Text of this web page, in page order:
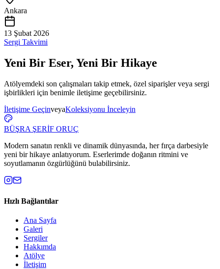
Ankara
13 Şubat 2026
Sergi Takvimi
Yeni Bir Eser, Yeni Bir Hikaye
Atölyemdeki son çalışmaları takip etmek, özel siparişler veya sergi
işbirlikleri için benimle iletişime geçebilirsiniz.
İletişime GeçinveyaKoleksiyonu İnceleyin
BÜŞRA ŞERİF ORUÇ
Modern sanatın renkli ve dinamik dünyasında, her fırça darbesiyle
yeni bir hikaye anlatıyorum. Eserlerimde doğanın ritmini ve
soyutlamanın özgürlüğünü bulabilirsiniz.
Hızlı Bağlantılar
Ana Sayfa
Galeri
Sergiler
Hakkımda
Atölye
İletişim